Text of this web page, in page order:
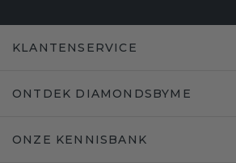
KLANTENSERVICE
ONTDEK DIAMONDSBYME
ONZE KENNISBANK